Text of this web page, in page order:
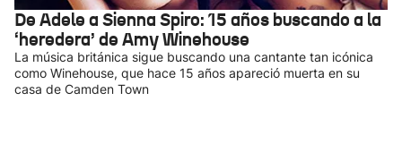
De Adele a Sienna Spiro: 15 años buscando a la
‘heredera’ de Amy Winehouse
La música británica sigue buscando una cantante tan icónica
como Winehouse, que hace 15 años apareció muerta en su
casa de Camden Town